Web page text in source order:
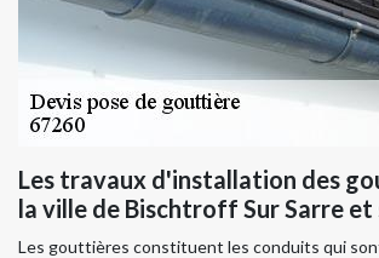
Les travaux d'installation des
la ville de Bischtroff Sur Sarre et
Les gouttières constituent les conduits qui